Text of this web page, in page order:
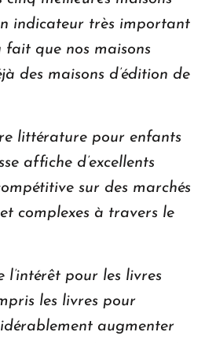
indicateur très important
fait que nos maisons
des maisons d’édition de
littérature pour enfants
affiche d’excellents
sur des marchés
complexes à travers le
l’intérêt pour les livres
les livres pour
augmenter